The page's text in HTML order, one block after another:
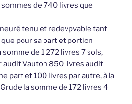
de 740 livres que
tenu et redevpvable tant
pour sa part et portion
de 1 272 livres 7 sols,
audit Vauton 850 livres audit
part et 100 livres par autre, à la
la somme de 172 livres 4